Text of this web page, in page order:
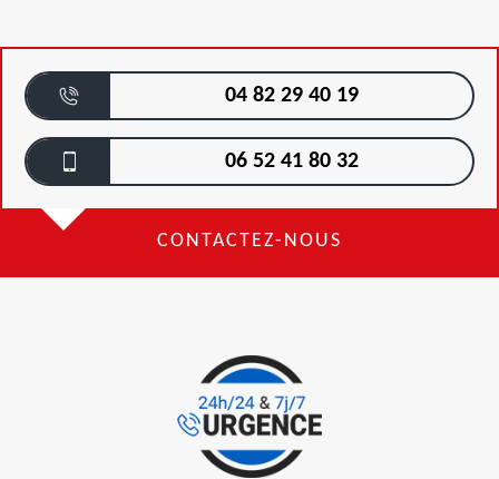
04 82 29 40 19
06 52 41 80 32
CONTACTEZ-NOUS